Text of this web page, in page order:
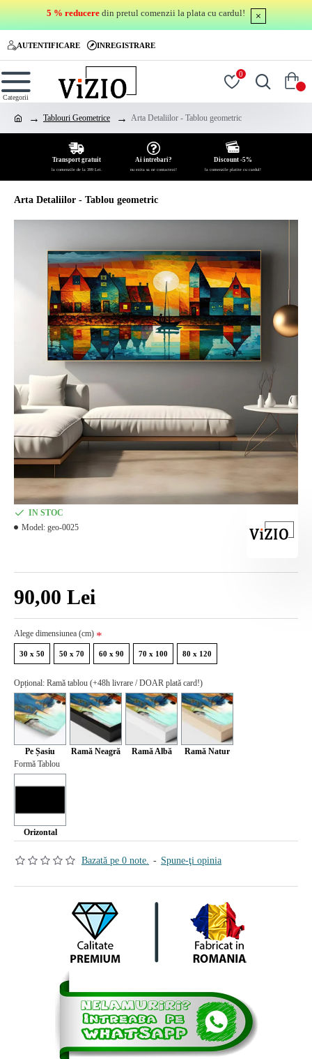
5 % reducere din pretul comenzii la plata cu cardul!
AUTENTIFICARE INREGISTRARE
0
Tablouri Geometrice Arta Detaliilor - Tablou geometric
Transport gratuit
la comenzile de la 399 Lei.
Ai intrebari?
nu ezita sa ne contactezi!
Discount -5%
la comenzile platite cu cardul!
Arta Detaliilor - Tablou geometric
Bazată pe 0 note. - Spune-ţi opinia
90,00 Lei
IN STOC
Model: geo-0025
Alege dimensiunea (cm)
30 x 50 50 x 70 60 x 90 70 x 100 80 x 120
Opțional: Ramă tablou (+48h livrare / DOAR plată card!)
Pe Șasiu Ramă Neagră Ramă Albă
Ramă Natur
Formă Tablou
Orizontal